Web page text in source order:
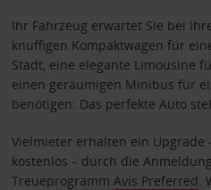
Ihr Fahrzeug erwartet Sie bei
knuffigen Kompaktwagen für
Stadt, eine elegante Limousine
einen geräumigen Minibus für
benötigen: Das perfekte Auto
Vielmieter erhalten ein Upgrade
kostenlos – durch die
Treueprogramm Avis Preferred